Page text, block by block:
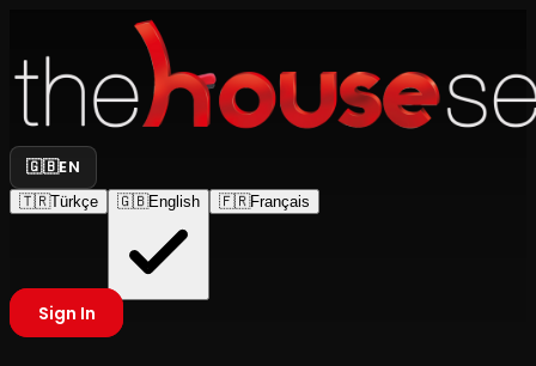
🇬🇧EN
🇹🇷Türkçe 🇬🇧English 🇫🇷Français
Sign In